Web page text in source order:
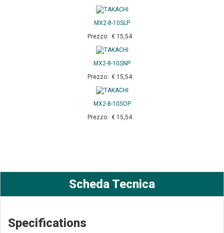
MX2-8-10SLP
Prezzo: € 15,54
MX2-8-10SNP
Prezzo: € 15,54
MX2-8-10SOP
Prezzo: € 15,54
Scheda Tecnica
Specifications